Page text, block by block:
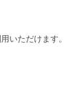
いただけます。